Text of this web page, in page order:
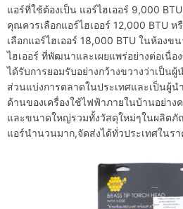
แอร์ที่ใช้ต้องเป็น แอร์ไฮเออร์ 9,000
คุณควรเลือกแอร์ไฮเออร์ 12,000 BTU
เลือกแอร์ไฮเออร์ 18,000 BTU ในห้อง
ไฮเออร์ ที่พัฒนาและเผยแพร่อย่างต่อเนื่อ
ได้รับการยอมรับอย่างกว้างขวางว่าเป็น
ส่วนแบ่งการตลาดในประเทศและเป็นผู้
ด้านของเครื่องใช้ไฟฟ้าภายในบ้านอย่าง
และขนาดใหญ่รวมทั้งวัสดุใหม่ๆในผลิต
แอร์นำนวนมาก,จัดส่งได้ทั่วประเทศในรา